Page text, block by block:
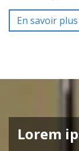
En savoir plus
Lorem